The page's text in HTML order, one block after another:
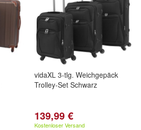
vidaXL 3-tlg. Weichgepäck
Trolley-Set Schwarz
139,99 €
Kostenloser Versand